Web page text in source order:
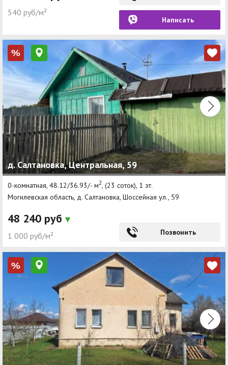
540 руб/м²
Написать
%
д. Салтановка, Центральная, 59
0-комнатная, 48.12/36.93/- м2 , (23 соток), 1 эт.
Могилевская область, д. Салтановка, Шоссейная ул., 59
48 240 руб
1 000 руб/м² Позвонить
%